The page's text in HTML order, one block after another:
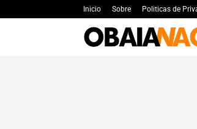
Inicio Sobre Politicas de